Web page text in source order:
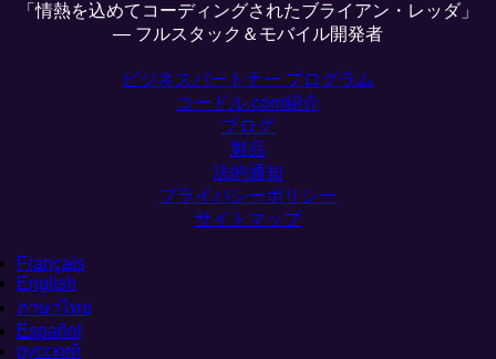
「情熱を込めてコーディングされたブライアン・レッダ」
— フルスタック＆モバイル開発者
ビジネスパートナー プログラム
コードル.com紹介
ブログ
製品
法的通知
プライバシーポリシー
サイトマップ
Français
English
ภาษาไทย
Español
русский